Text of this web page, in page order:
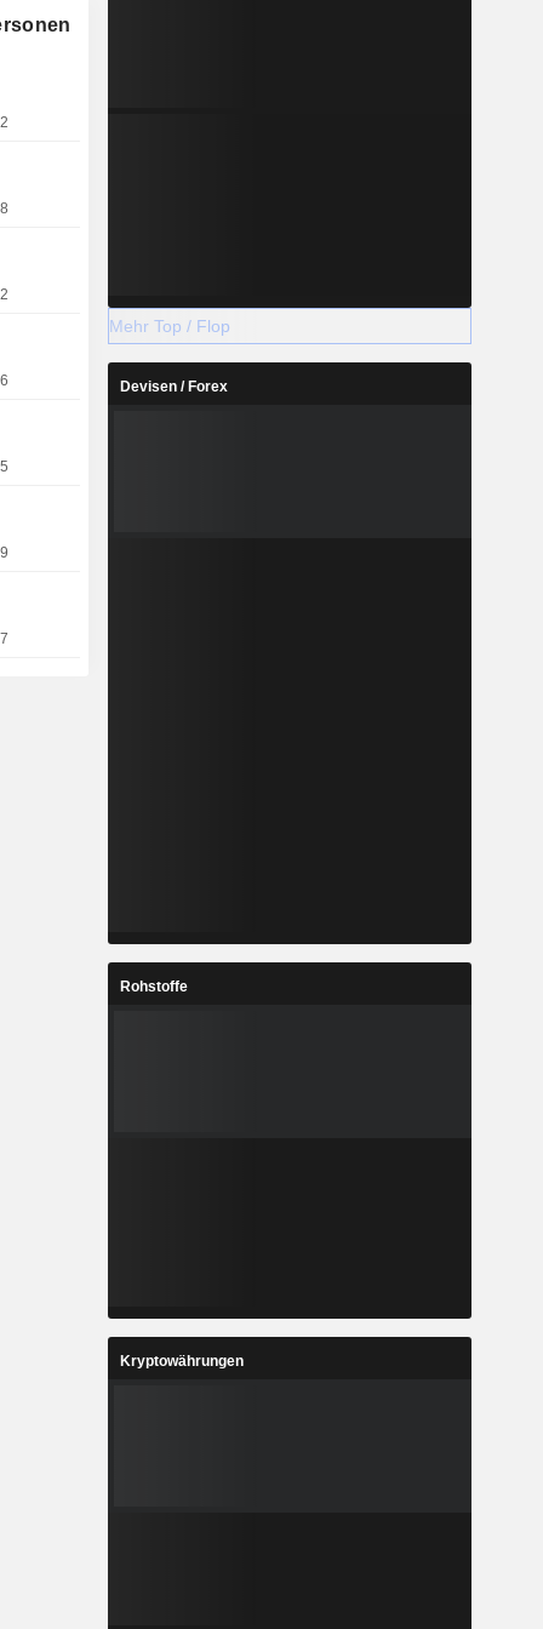
wie
und
und
Mehr Top / Flop
Devisen / Forex
Rohstoffe
Kryptowährungen